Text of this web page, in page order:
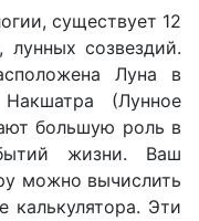
существует 12
созвездий.
Луна в
(Лунное
большую роль в
жизни. Ваш
можно вычислить
Эти